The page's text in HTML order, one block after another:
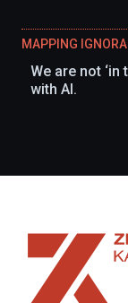
MAPPING
We are not ‘in
with AI.
Zientzia
Kaiera